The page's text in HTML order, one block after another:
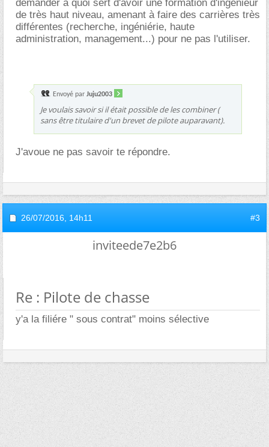
demander à quoi sert d'avoir une formation d'ingénieur
de très haut niveau, amenant à faire des carrières très
différentes (recherche, ingéniérie, haute
administration, management...) pour ne pas l'utiliser.
Envoyé par Juju2003
Je voulais savoir si il était possible de les combiner (
sans être titulaire d'un brevet de pilote auparavant).
J'avoue ne pas savoir te répondre.
26/07/2016, 14h11 #3
inviteede7e2b6
Re : Pilote de chasse
y'a la filiére " sous contrat" moins sélective